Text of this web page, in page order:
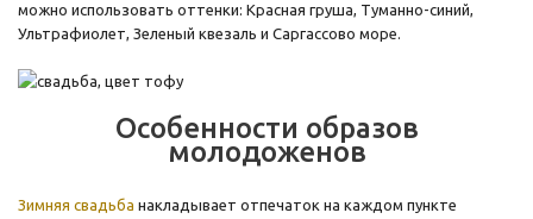
можно использовать оттенки: Красная груша, Туманно-синий,
Ультрафиолет, Зеленый квезаль и Саргассово море.
Особенности образов
молодоженов
Зимняя свадьба накладывает отпечаток на каждом пункте